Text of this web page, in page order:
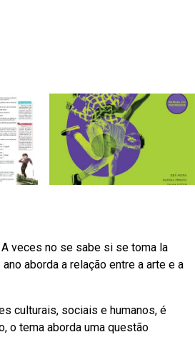
veces no se sabe si se toma la
aborda a relação entre a arte e a
culturais, sociais e humanos, é
o tema aborda uma questão